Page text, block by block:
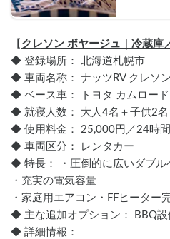
【 クレソン ボヤージュ｜冷蔵庫
◆ 登録場所： 北海道札幌市
◆ 車両名称： ナッツRV クレソ
◆ ベース車： トヨタ カムロード
◆ 就寝人数： 大人4名＋子供2名
◆ 使用料金： 25,000円／24時間
◆ 車両区分： レンタカー
◆ 特長： ・圧倒的に広いダブル
・充実の電気容量
・家庭用エアコン・FFヒーター
◆ 主な追加オプション： BBQ
◆ 詳細情報：